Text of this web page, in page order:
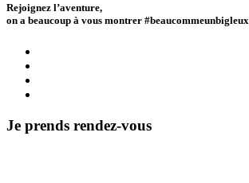
Rejoignez l’aventure,
on a beaucoup à vous montrer #beaucommeunbigleux
Je prends rendez-vous